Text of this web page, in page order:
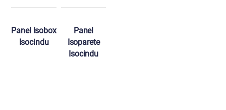
Panel Isobox
Isocindu
Panel
Isoparete
Isocindu